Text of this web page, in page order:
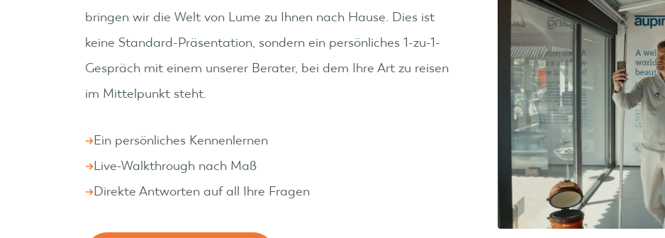
bringen wir die Welt von Lume zu Ihnen nach Hause. Dies ist
keine Standard-Präsentation, sondern ein persönliches 1-zu-1-
Gespräch mit einem unserer Berater, bei dem Ihre Art zu reisen
im Mittelpunkt steht.
Ein persönliches Kennenlernen
Live-Walkthrough nach Maß
Direkte Antworten auf all Ihre Fragen